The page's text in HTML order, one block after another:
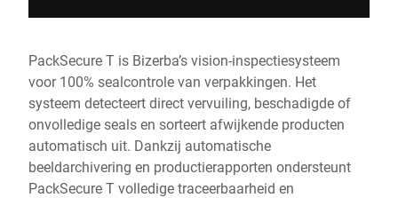
PackSecure T is Bizerba’s vision-inspectiesysteem
voor 100% sealcontrole van verpakkingen. Het
systeem detecteert direct vervuiling, beschadigde of
onvolledige seals en sorteert afwijkende producten
automatisch uit. Dankzij automatische
beeldarchivering en productierapporten ondersteunt
PackSecure T volledige traceerbaarheid en